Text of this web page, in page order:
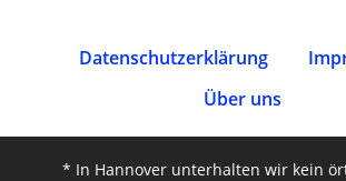
Datenschutz­erklärung
Über uns
* In Hannover unterhalten wir kein